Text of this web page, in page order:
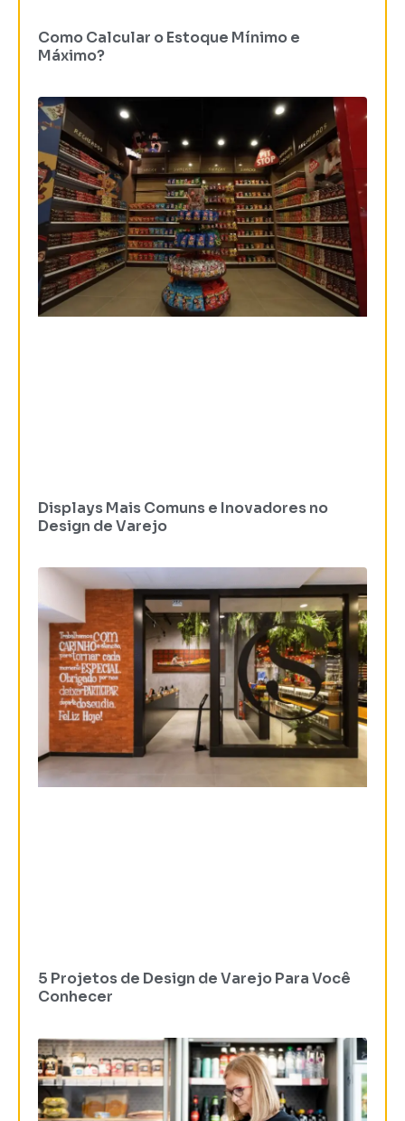
Como Calcular o Estoque Mínimo e
Máximo?
Displays Mais Comuns e Inovadores no
Design de Varejo
5 Projetos de Design de Varejo Para Você
Conhecer